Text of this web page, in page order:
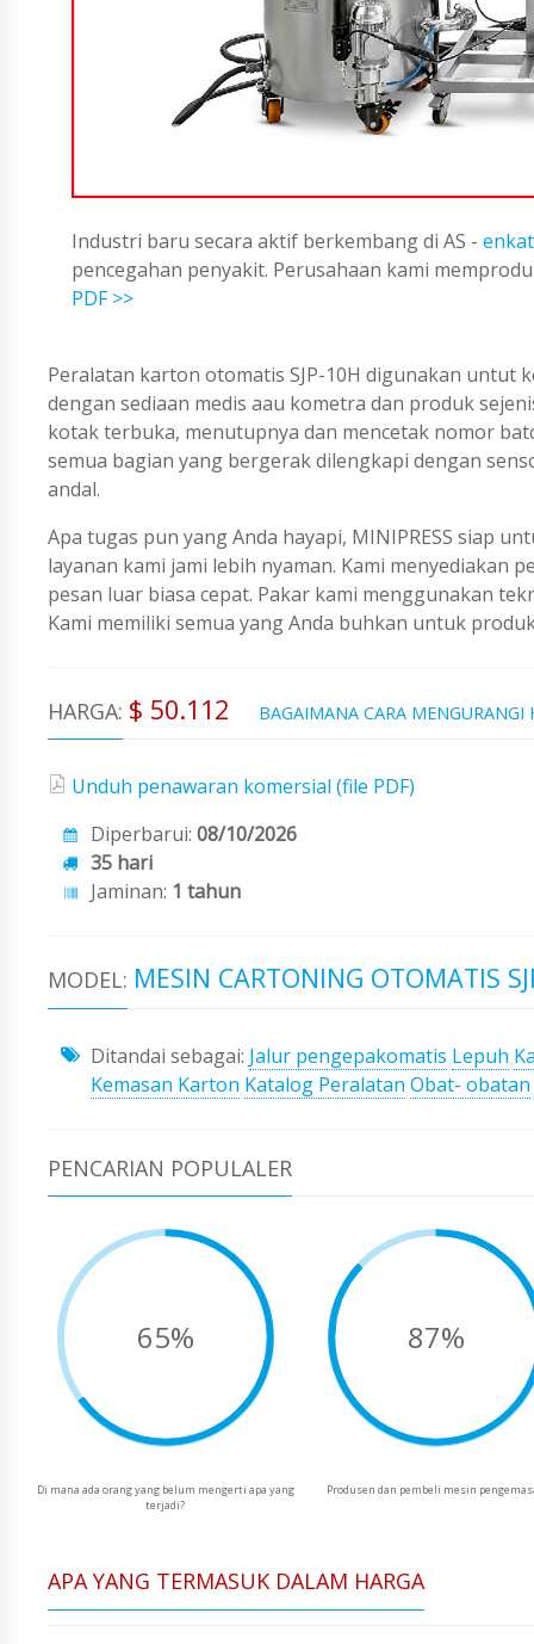
Industri baru secara aktif berkembang di AS -
pencegahan penyakit. Perusahaan kami
PDF >>
Peralatan karton otomatis SJP-10H digunakan untut
dengan sediaan medis aau kometra dan produk
kotak terbuka, menutupnya dan mencetak nomor
semua bagian yang bergerak dilengkapi dengan
andal.
Apa tugas pun yang Anda hayapi, MINIPRESS siap
layanan kami jami lebih nyaman. Kami menyediakan
pesan luar biasa cepat. Pakar kami menggunakan
Kami memiliki semua yang Anda buhkan untuk
HARGA: $ 50.112 BAGAIMANA CARA MENGURANGI
Unduh penawaran komersial (file PDF)
Diperbarui: 08/10/2026
35 hari
Jaminan: 1 tahun
MODEL: MESIN CARTONING OTOMATIS
Ditandai sebagai: Jalur pengepakomatis Lepuh
Kemasan Karton Katalog Peralatan Obat- obatan
PENCARIAN POPULALER
65%
Di mana ada orang yang belum mengerti apa yang
terjadi?
87%
Produsen dan pembeli mesin
APA YANG TERMASUK DALAM HARGA